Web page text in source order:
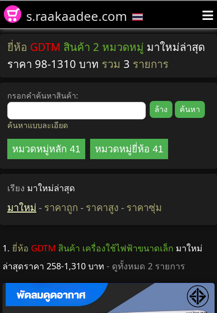
s.raakaadee.com
ยี่ห้อ GDTM สินค้า 2 หมวดหมู่ มาใหม่ล่าสุด
ราคา 98-1310 บาท รวม 3 รายการ
กรอกคำค้นหาสินค้า:
ค้นหาแบบละเอียด
หมวดหมู่หลัก 41 หมวดหมู่ยี่ห้อ 41
เรียง มาใหม่ล่าสุด
มาใหม่ - ราคาถูก - ราคาสูง - ราคาซุ่ม
1. ยี่ห้อ GDTM สินค้า เครื่องใช้ไฟฟ้าขนาดเล็ก มาใหม่
ล่าสุดราคา 258-1,310 บาท - ดูทั้งหมด 2 รายการ